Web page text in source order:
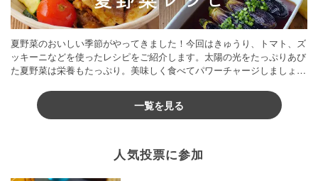
夏野菜のおいしい季節がやってきました！今回はきゅうり、トマト、ズ
ッキーニなどを使ったレシピをご紹介します。太陽の光をたっぷりあび
た夏野菜は栄養もたっぷり。美味しく食べてパワーチャージしましょう
一覧を見る
人気投票に参加